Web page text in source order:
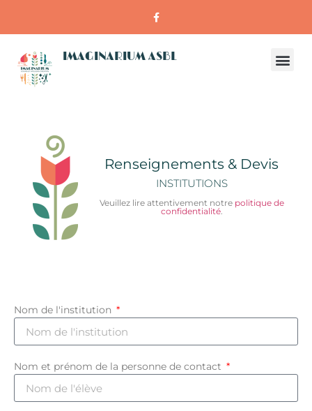
IMAGINARIUM ASBL
Renseignements & Devis
INSTITUTIONS
Veuillez lire attentivement notre politique de
confidentialité.
Nom de l'institution
Nom et prénom de la personne de contact